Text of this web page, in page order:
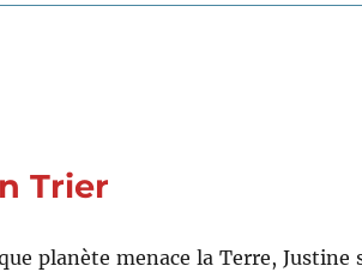
Les
Trier
planète menace la Terre, Justine